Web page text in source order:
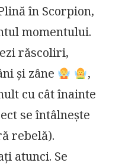
în Scorpion,
momentului.
răscoliri,
și zâne
,
cu cât înainte
se întâlnește
rebelă).
atunci. Se